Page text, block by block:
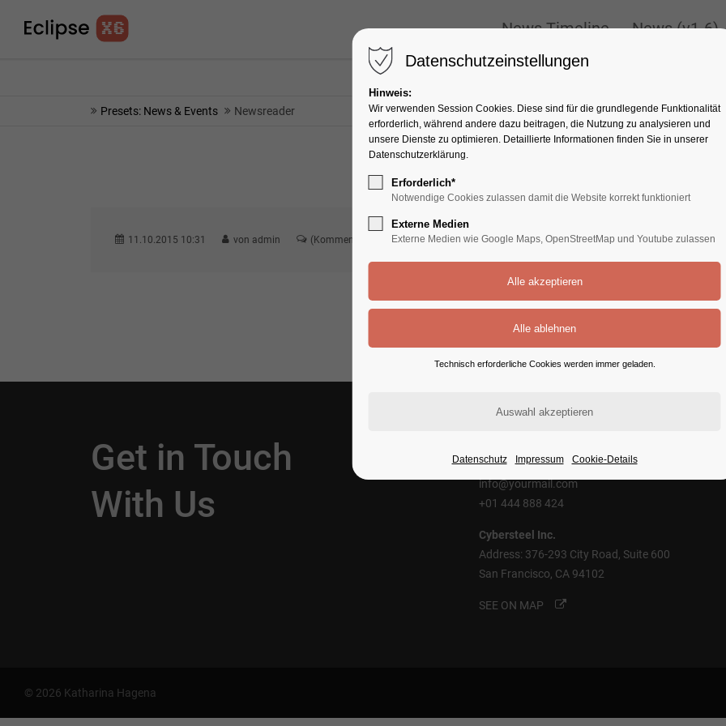
info@yourmail.com
News Timeline News (v1-6)
Presets: News & Events Newsreader
11.10.2015 10:31 von admin (Kommentare: 0)
Get in Touch
With Us
info@yourmail.com
+01 444 888 424
Cybersteel Inc.
Address: 376-293 City Road, Suite 600
San Francisco, CA 94102
SEE ON MAP
© 2026 Katharina Hagena
Datenschutzeinstellungen
Hinweis:
Wir verwenden Session Cookies. Diese sind für die grundlegende Funktionalität
erforderlich, während andere dazu beitragen, die Nutzung zu analysieren und
unsere Dienste zu optimieren. Detaillierte Informationen finden Sie in unserer
Datenschutzerklärung.
Erforderlich*
Notwendige Cookies zulassen damit die Website korrekt funktioniert
Externe Medien
Externe Medien wie Google Maps, OpenStreetMap und Youtube zulassen
Technisch erforderliche Cookies werden immer geladen.
Datenschutz Impressum Cookie-Details
News Timeline News (v1-6)